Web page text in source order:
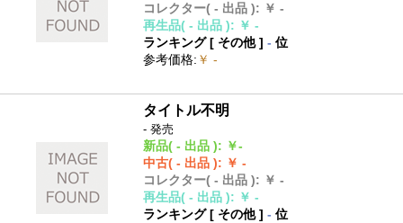
コレクター( - 出品 ): ￥ -
再生品( - 出品 ): ￥ -
ランキング [ その他]- 位
参考価格: ￥ -
タイトル不明
- 発売
新品( - 出品 ): ￥-
中古( - 出品 ): ￥ -
コレクター( - 出品 ): ￥ -
再生品( - 出品 ): ￥ -
ランキング [ その他]- 位